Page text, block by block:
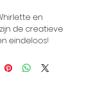
en
de creatieve
eindeloos!